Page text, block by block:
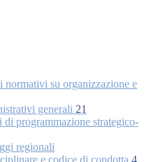
normativi su organizzazione e
generali 21
di programmazione strategico-
regionali